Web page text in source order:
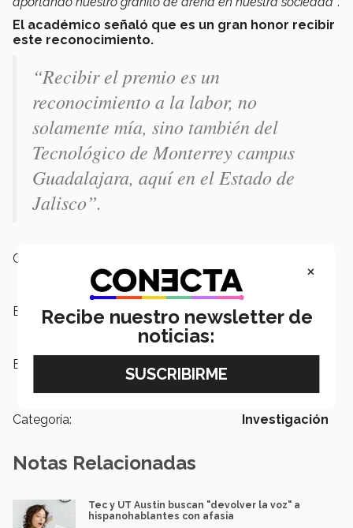
El académico señaló que es un gran honor recibir
este reconocimiento.
“Recibir el premio es un
reconocimiento a la labor, no
solamente mía, sino también del
Tecnológico de Monterrey campus
Guadalajara, aquí en el Estado de
Jalisco”.
Campus:
Escuelas: Ingeniería y Ciencias
Etiquetas: Sentido Humano,
Guadalajara ,
Categoría: Investigación
Notas Relacionadas
Tec y UT Austin buscan "devolver la voz" a
hispanohablantes con afasia
×
Recibe nuestro newsletter de
noticias: